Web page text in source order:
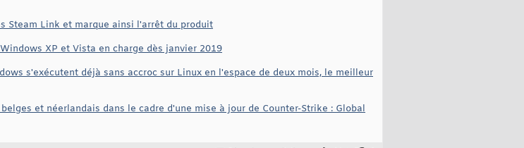
Steam Link et marque ainsi l'arrêt du produit
XP et Vista en charge dès janvier 2019
s'exécutent déjà sans accroc sur Linux en l'espace de deux mois, le meilleur
et néerlandais dans le cadre d'une mise à jour de Counter-Strike : Global